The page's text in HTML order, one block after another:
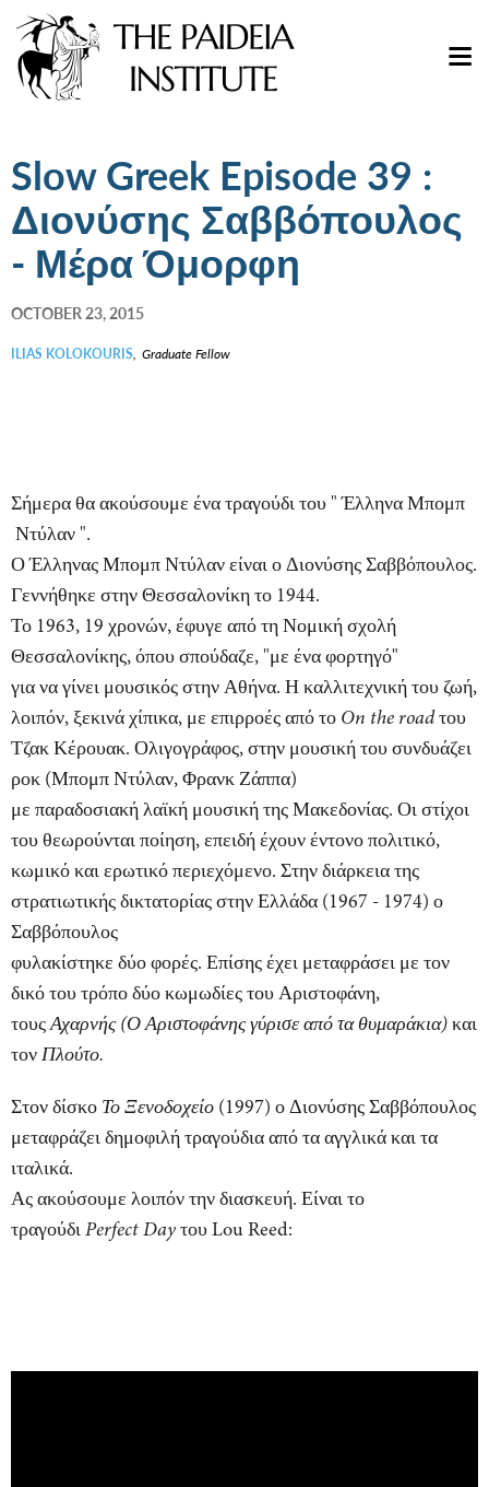
Slow Greek Episode 39 :
Διονύσης Σαββόπουλος
- Μέρα Όμορφη
OCTOBER 23, 2015
ILIAS KOLOKOURIS Graduate Fellow
Σήμερα θα ακούσουμε ένα τραγούδι του " Έλληνα Μπομπ
Ντύλαν ".
Ο Έλληνας Μπομπ Ντύλαν είναι ο Διονύσης Σαββόπουλος.
Γεννήθηκε στην Θεσσαλονίκη το 1944.
Το 1963, 19 χρονών, έφυγε από τη Νομική σχολή
Θεσσαλονίκης, όπου σπούδαζε, "με ένα φορτηγό"
για να γίνει μουσικός στην Αθήνα. Η καλλιτεχνική του ζωή,
λοιπόν, ξεκινά χίπικα, με επιρροές από το On the roadτου
Τζακ Κέρουακ. Ολιγογράφος, στην μουσική του συνδυάζει
ροκ (Μπομπ Ντύλαν, Φρανκ Ζάππα)
με παραδοσιακή λαϊκή μουσική της Μακεδονίας. Οι στίχοι
του θεωρούνται ποίηση, επειδή έχουν έντονο πολιτικό,
κωμικό και ερωτικό περιεχόμενο. Στην διάρκεια της
στρατιωτικής δικτατορίας στην Ελλάδα (1967 - 1974) ο
Σαββόπουλος
φυλακίστηκε δύο φορές. Επίσης έχει μεταφράσει με τον
δικό του τρόπο δύο κωμωδίες του Αριστοφάνη,
τουςΑχαρνής (Ο Αριστοφάνης γύρισε από τα θυμαράκια)και
τονΠλούτο.
Στον δίσκο Το Ξενοδοχείο (1997) ο Διονύσης Σαββόπουλος
μεταφράζει δημοφιλή τραγούδια από τα αγγλικά και τα
ιταλικά.
Ας ακούσουμε λοιπόν την διασκευή. Είναι το
τραγούδιPerfect Dayτου Lou Reed: